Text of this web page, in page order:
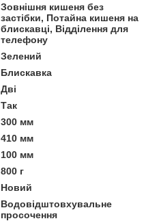
Зовнішня кишеня без
застібки, Потайна кишеня на
блискавці, Відділення для
телефону
Зелений
Блискавка
Дві
Так
300 мм
410 мм
100 мм
800 г
Новий
Водовідштовхувальне
просочення